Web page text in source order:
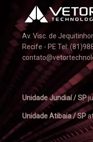
Av. Visc. de
Recife - PE Tel:
Unidade Jundiaí / SP
Unidade Atibaia / SP